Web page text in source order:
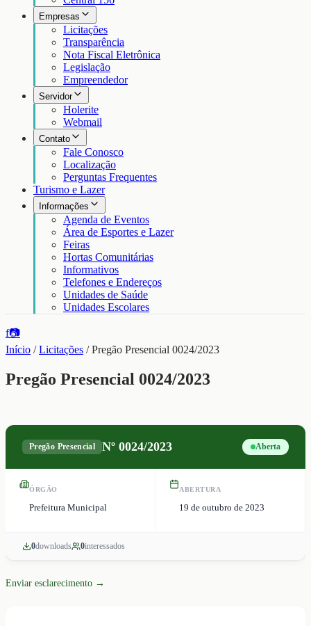
Empresas
Licitações
Transparência
Nota Fiscal Eletrônica
Legislação
Empreendedor
Servidor
Holerite
Webmail
Contato
Fale Conosco
Localização
Perguntas Frequentes
Turismo e Lazer
Informações
Agenda de Eventos
Área de Esportes e Lazer
Feiras
Hortas Comunitárias
Informativos
Telefones e Endereços
Unidades de Saúde
Unidades Escolares
f📷
Início /Licitações /Pregão Presencial 0024/2023
Pregão Presencial 0024/2023
Pregão Presencial Nº0024/2023 Aberta
ÓRGÃO
Prefeitura Municipal
ABERTURA
19 de outubro de 2023
0downloads 0interessados
Enviar esclarecimento →